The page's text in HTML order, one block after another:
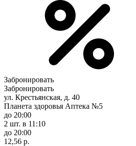
Забронировать
Забронировать
ул. Крестьянская, д. 40
Планета здоровья Аптека №5
до 20:00
2 шт. в 11:10
до 20:00
12,56 р.